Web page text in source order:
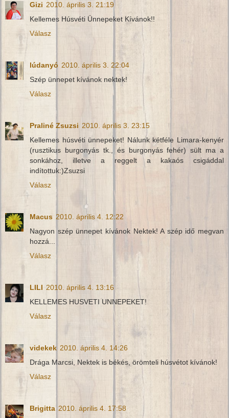
Gizi 2010. április 3. 21:19
Kellemes Húsvéti Ünnepeket Kívánok!!
Válasz
lúdanyó 2010. április 3. 22:04
Szép ünnepet kívánok nektek!
Válasz
Praliné Zsuzsi 2010. április 3. 23:15
Kellemes húsvéti ünnepeket! Nálunk kétféle Limara-kenyér
(rusztikus burgonyás tk., és burgonyás fehér) sült ma a
sonkához, illetve a reggelt a kakaós csigáddal
indítottuk:)Zsuzsi
Válasz
Macus 2010. április 4. 12:22
Nagyon szép ünnepet kívánok Nektek! A szép idő megvan
hozzá...
Válasz
LILI 2010. április 4. 13:16
KELLEMES HUSVETI UNNEPEKET!
Válasz
videkek 2010. április 4. 14:26
Drága Marcsi, Nektek is békés, örömteli húsvétot kívánok!
Válasz
Brigitta 2010. április 4. 17:58